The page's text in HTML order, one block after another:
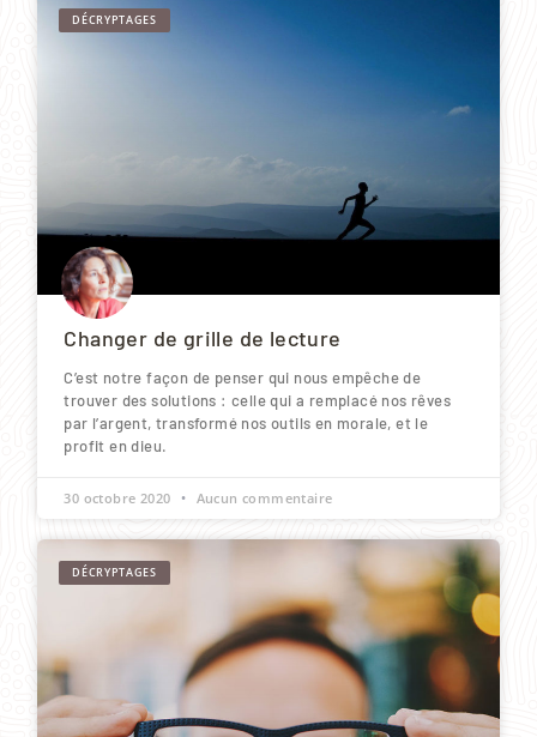
DÉCRYPTAGES
Changer de grille de lecture
C’est notre façon de penser qui nous empêche de
trouver des solutions : celle qui a remplacé nos rêves
par l’argent, transformé nos outils en morale, et le
profit en dieu.
30 octobre 2020 Aucun commentaire
DÉCRYPTAGES